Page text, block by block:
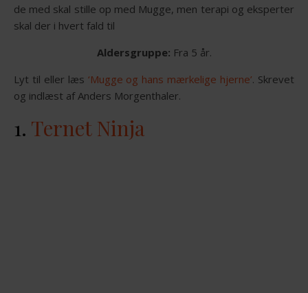
de med skal stille op med Mugge, men terapi og eksperter
skal der i hvert fald til
Aldersgruppe: Fra 5 år.
Lyt til eller læs ‘Mugge og hans mærkelige hjerne’. Skrevet
og indlæst af Anders Morgenthaler.
1. Ternet Ninja